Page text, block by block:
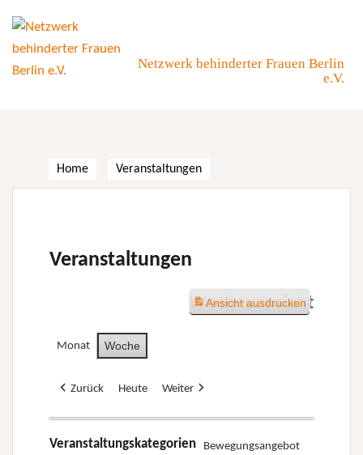
content
Netzwerk behinderter Frauen Berlin
e.V.
Home Veranstaltungen
Veranstaltungen
Wochenansicht
Monat Woche
Zurück Heute Weiter
Veranstaltungskategorien Bewegungsangebot
Ansichtausdrucken